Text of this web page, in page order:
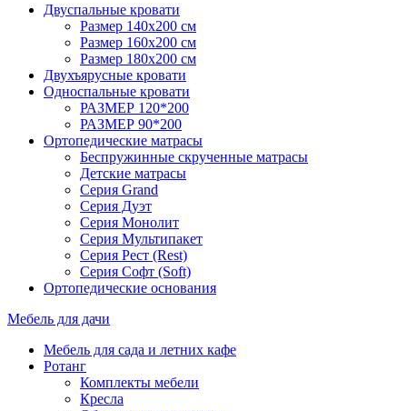
Двуспальные кровати
Размер 140х200 см
Размер 160х200 см
Размер 180х200 см
Двухъярусные кровати
Односпальные кровати
РАЗМЕР 120*200
РАЗМЕР 90*200
Ортопедические матрасы
Беспружинные скрученные матрасы
Детские матрасы
Серия Grand
Серия Дуэт
Серия Монолит
Серия Мультипакет
Серия Рест (Rest)
Серия Софт (Soft)
Ортопедические основания
Мебель для дачи
Мебель для сада и летних кафе
Ротанг
Комплекты мебели
Кресла